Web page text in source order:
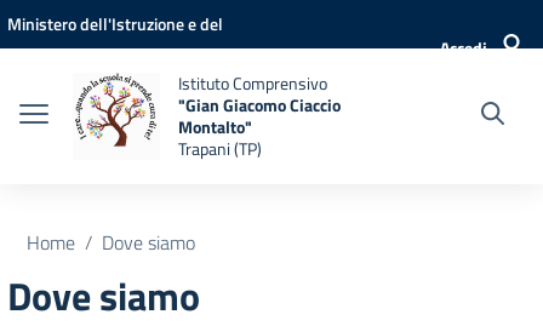
Vai ai contenuti
Vai al menu di navigazione
Vai al footer
Ministero dell'Istruzione e del
Accedi
Istituto Comprensivo
"Gian Giacomo Ciaccio
Montalto"
Trapani (TP)
Home Dove siamo
Dove siamo